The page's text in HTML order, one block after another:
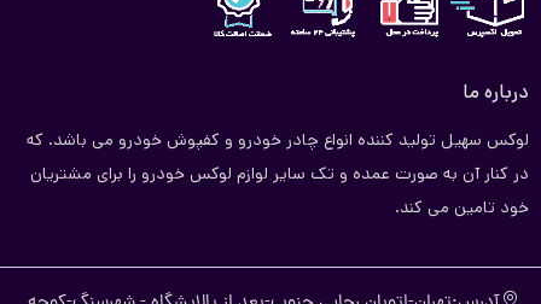
درباره ما
لوکس سهیل تولید کننده انواع چادر خودرو و کفپوش خودرو می باشد. که
در کنار آن به صورت عمده و تک سایر لوازم لوکس خودرو را برای مشتریان
خود تامین می کند.